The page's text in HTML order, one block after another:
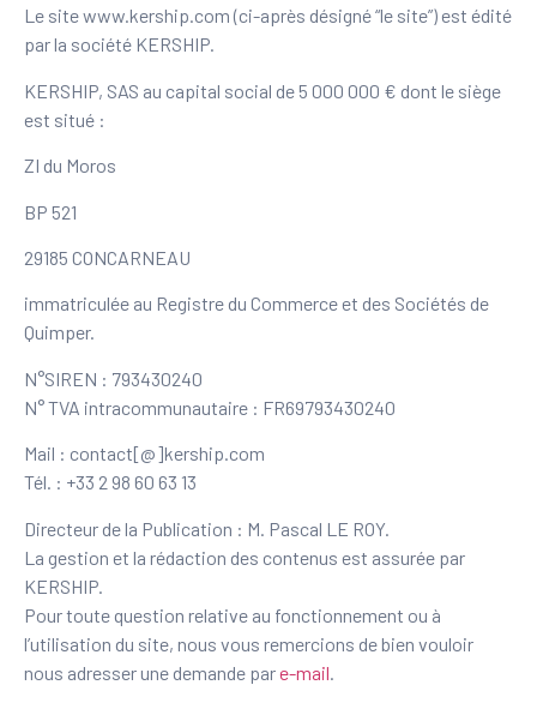
Le site www.kership.com (ci-après désigné “le site”) est édité
par la société KERSHIP.
KERSHIP, SAS au capital social de 5 000 000 € dont le siège
est situé :
ZI du Moros
BP 521
29185 CONCARNEAU
immatriculée au Registre du Commerce et des Sociétés de
Quimper.
N°SIREN : 793430240
N° TVA intracommunautaire : FR69793430240
Mail : contact[@]kership.com
Tél. : +33 2 98 60 63 13
Directeur de la Publication : M. Pascal LE ROY.
La gestion et la rédaction des contenus est assurée par
KERSHIP.
Pour toute question relative au fonctionnement ou à
l’utilisation du site, nous vous remercions de bien vouloir
nous adresser une demande pare-mail